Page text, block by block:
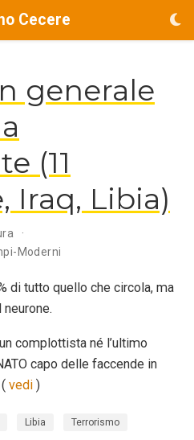
Cecere
generale
(11
Iraq, Libia)
Moderni
di tutto quello che circola, ma
complottista né l’ultimo
capo delle faccende in
vedi )
Libia Terrorismo